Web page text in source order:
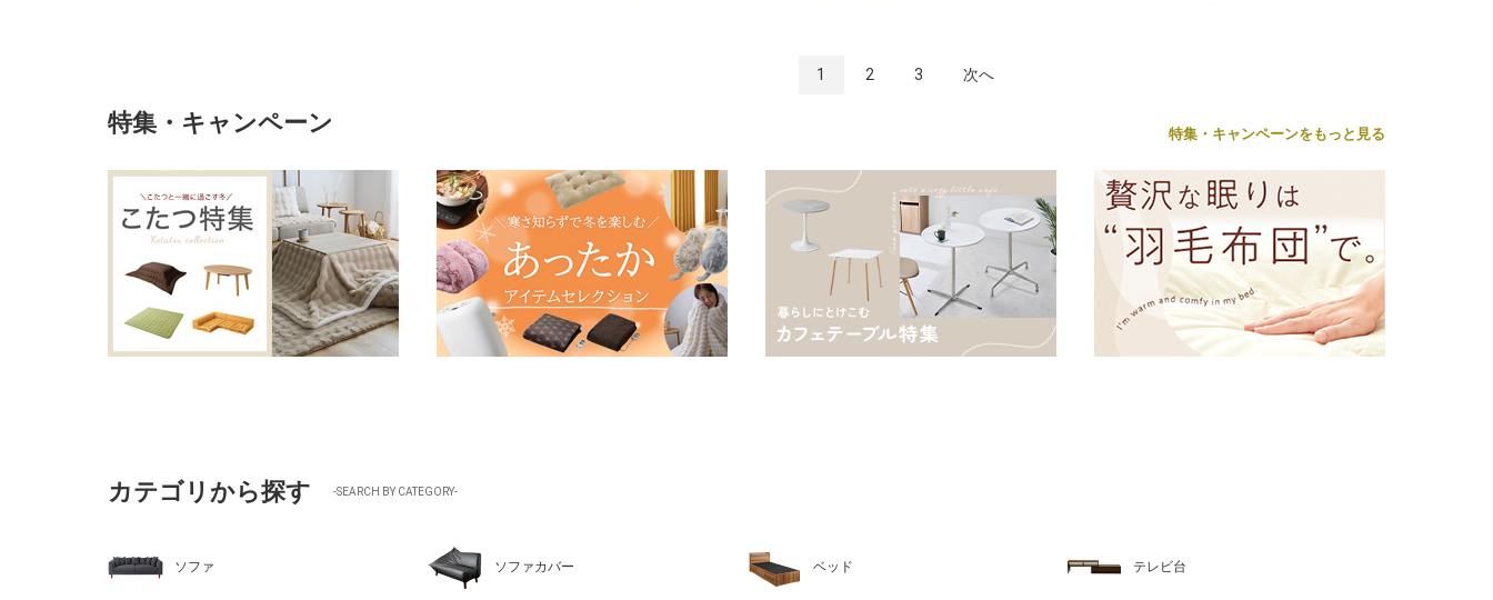
1 2 3 次へ
特集・キャンペーン 特集・キャンペーンをもっと見る
カテゴリから探す -SEARCH BY CATEGORY-
ソファ ソファカバー ベッド テレビ台